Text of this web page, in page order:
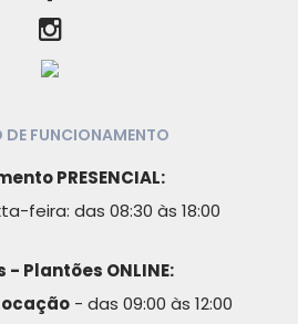
DE FUNCIONAMENTO
PRESENCIAL:
feira: das 08:30 às 18:00
- Plantões ONLINE:
- das 09:00 às 12:00